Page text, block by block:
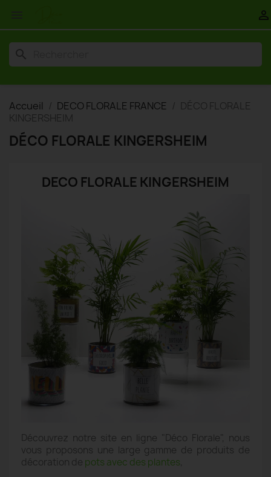

search
Accueil DECO FLORALE FRANCE
DÉCO FLORALE
KINGERSHEIM
DÉCO FLORALE KINGERSHEIM
DECO FLORALE KINGERSHEIM
Découvrez notre site en ligne "Déco Florale", nous
vous proposons une large gamme de produits de
décoration de pots avec des plantes,